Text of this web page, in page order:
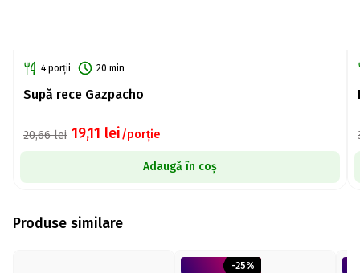
4 porții 20 min
Supă rece Gazpacho
20,66lei 19,11 lei/porție
Adaugă în coș
Produse similare
-25%